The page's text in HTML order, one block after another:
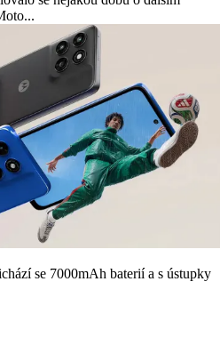
se 7000mAh baterií a s ústupky